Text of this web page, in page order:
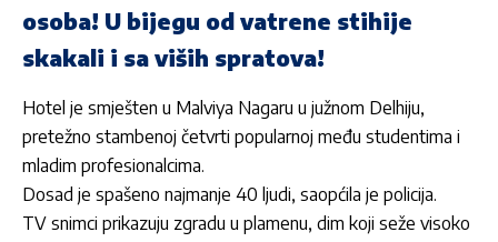
osoba! U bijegu od vatrene stihije
skakali i sa viših spratova!
Hotel je smješten u Malviya Nagaru u južnom Delhiju,
pretežno stambenoj četvrti popularnoj među studentima i
mladim profesionalcima.
Dosad je spašeno najmanje 40 ljudi, saopćila je policija.
TV snimci prikazuju zgradu u plamenu, dim koji seže visoko